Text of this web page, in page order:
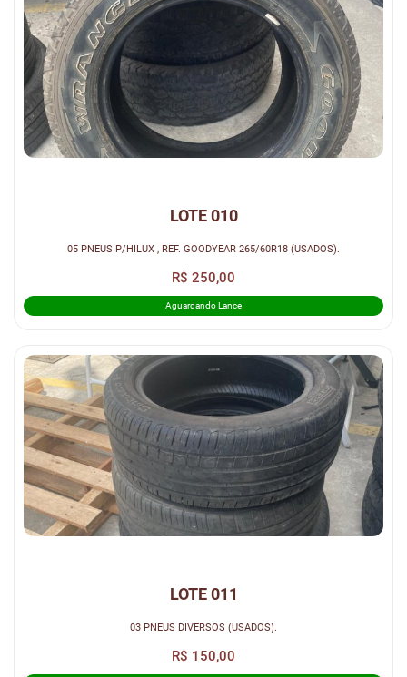
LOTE 010
05 PNEUS P/HILUX , REF. GOODYEAR 265/60R18 (USADOS).
R$ 250,00
Aguardando Lance
LOTE 011
03 PNEUS DIVERSOS (USADOS).
R$ 150,00